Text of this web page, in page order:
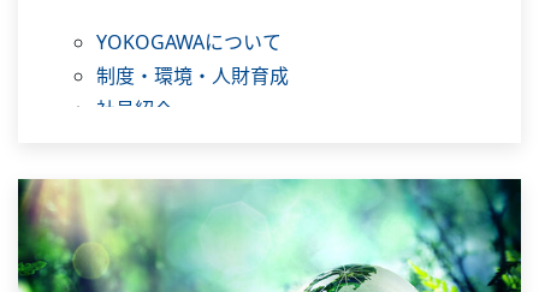
YOKOGAWAについて
制度・環境・人財育成
社員紹介
募集職種一覧
FAQ
お問い合わせ